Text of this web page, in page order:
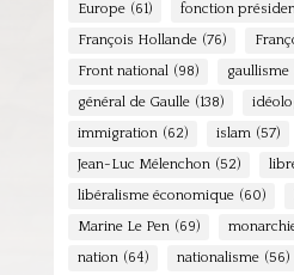
Europe (61) fonction
François Hollande (76)
Front national (98) gaullisme
général de Gaulle (138)
immigration (62) islam (57)
Jean-Luc Mélenchon (52)
libéralisme économique (60)
Marine Le Pen (69)
nation (64) nationalisme (56)